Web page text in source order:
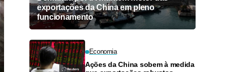
exportações da China em pleno
funcionamento
Economia
Ações da China sobem à medida